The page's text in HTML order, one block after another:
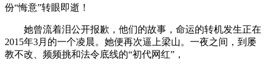
份“悔意”转眼即逝！
她曾流着泪公开报歉，他们的故事，命运的转机发生正在
2015年3月的一个凌晨。她便再次逼上梁山。一夜之间，到屡
教不改、频频挑和法令底线的“初代网红”，